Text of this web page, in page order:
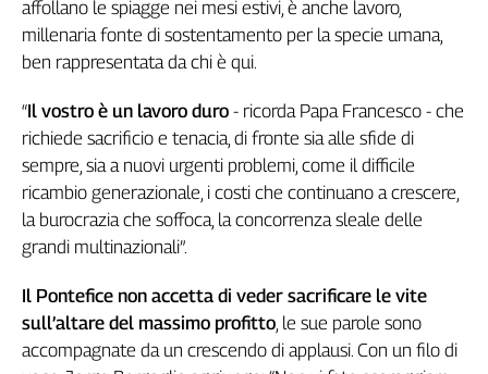
Rubriche
Collettiva
Talk
settimana
Collettiva
Girasoli
Il
Sassolino
Linea
Tech
It
Easy
affollano le spiagge nei mesi estivi, è anche lavoro,
millenaria fonte di sostentamento per la specie umana,
ben rappresentata da chi è qui.
“Il vostro è un lavoro duro - ricorda Papa Francesco - che
richiede sacrificio e tenacia, di fronte sia alle sfide di
sempre, sia a nuovi urgenti problemi, come il difficile
ricambio generazionale, i costi che continuano a crescere,
la burocrazia che soffoca, la concorrenza sleale delle
grandi multinazionali”.
Il Pontefice non accetta di veder sacrificare le vite
sull’altare del massimo profitto, le sue parole sono
accompagnate da un crescendo di applausi. Con un filo di